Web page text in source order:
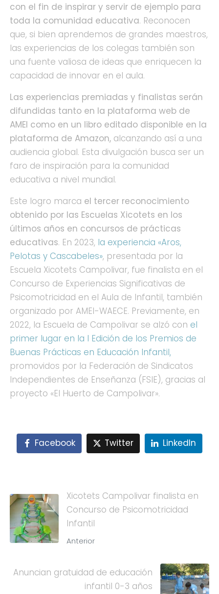
con el fin de inspirar y servir de ejemplo para
toda la comunidad educativa. Reconocen
que, si bien aprendemos de grandes maestros,
las experiencias de los colegas también son
una fuente valiosa de ideas que enriquecen la
capacidad de innovar en el aula.
Las experiencias premiadas y finalistas serán
difundidas tanto en la plataforma web de
AMEI como en un libro editado disponible en la
plataforma de Amazon, alcanzando así a una
audiencia global. Esta divulgación busca ser un
faro de inspiración para la comunidad
educativa a nivel mundial.
Este logro marca el tercer reconocimiento
obtenido por las Escuelas Xicotets en los
últimos años en concursos de prácticas
educativas. En 2023, la experiencia «Aros,
Pelotas y Cascabeles», presentada por la
Escuela Xicotets Campolivar, fue finalista en el
Concurso de Experiencias Significativas de
Psicomotricidad en el Aula de Infantil, también
organizado por AMEI-WAECE. Previamente, en
2022, la Escuela de Campolivar se alzó con el
primer lugar en la I Edición de los Premios de
Buenas Prácticas en Educación Infantil,
promovidos por la Federación de Sindicatos
Independientes de Enseñanza (FSIE), gracias al
proyecto «El Huerto de Campolivar».
Facebook Twitter LinkedIn
Xicotets Campolivar finalista en
Concurso de Psicomotricidad
Infantil
Anterior
Anuncian gratuidad de educación
infantil 0-3 años